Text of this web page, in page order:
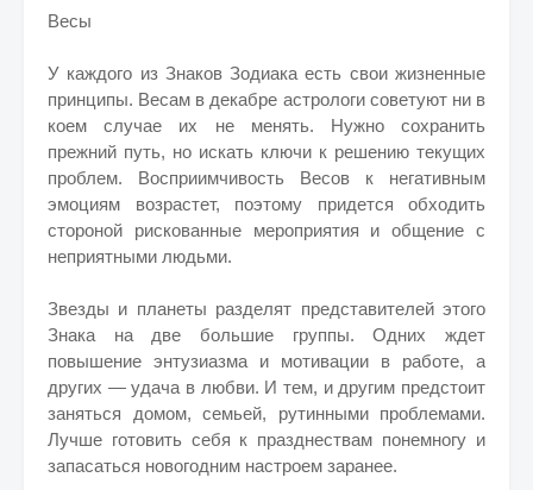
Весы
У каждого из Знаков Зодиака есть свои жизненные
принципы. Весам в декабре астрологи советуют ни в
коем случае их не менять. Нужно сохранить
прежний путь, но искать ключи к решению текущих
проблем. Восприимчивость Весов к негативным
эмоциям возрастет, поэтому придется обходить
стороной рискованные мероприятия и общение с
неприятными людьми.
Звезды и планеты разделят представителей этого
Знака на две большие группы. Одних ждет
повышение энтузиазма и мотивации в работе, а
других — удача в любви. И тем, и другим предстоит
заняться домом, семьей, рутинными проблемами.
Лучше готовить себя к празднествам понемногу и
запасаться новогодним настроем заранее.